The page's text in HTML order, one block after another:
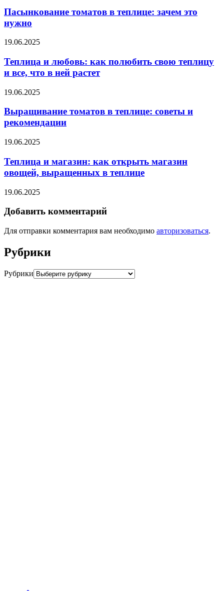
Пасынкование томатов в теплице: зачем это
нужно
19.06.2025
Теплица и любовь: как полюбить свою теплицу
и все, что в ней растет
19.06.2025
Выращивание томатов в теплице: советы и
рекомендации
19.06.2025
Теплица и магазин: как открыть магазин
овощей, выращенных в теплице
19.06.2025
Добавить комментарий
Для отправки комментария вам необходимо авторизоваться.
Рубрики
Рубрики